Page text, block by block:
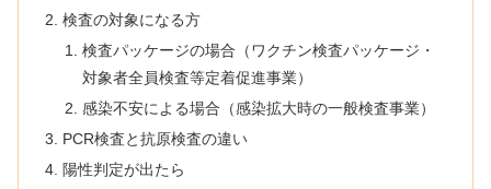
検査の対象になる方
検査パッケージの場合（ワクチン検査パッケージ・
対象者全員検査等定着促進事業）
感染不安による場合（感染拡大時の一般検査事業）
PCR検査と抗原検査の違い
陽性判定が出たら